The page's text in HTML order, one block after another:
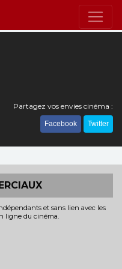
Partagez vos envies cinéma :
Facebook Twitter
et sans lien avec les
ligne du cinéma.